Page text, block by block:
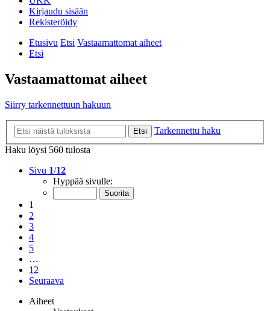
Kirjaudu sisään
Rekisteröidy
Etusivu Etsi Vastaamattomat aiheet
Etsi
Vastaamattomat aiheet
Siirry tarkennettuun hakuun
Etsi
Tarkennettu haku
Haku löysi 560 tulosta
Sivu 1/12
Hyppää sivulle:
1
2
3
4
5
…
12
Seuraava
Aiheet